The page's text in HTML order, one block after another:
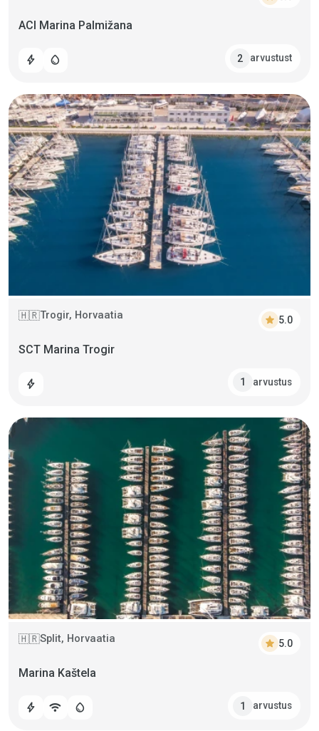
ACI Marina Palmižana
bolt water_drop 2 arvustust
🇭🇷Trogir, Horvaatia star 5.0
SCT Marina Trogir
bolt 1 arvustus
🇭🇷Split, Horvaatia star 5.0
Marina Kaštela
bolt wifi water_drop 1 arvustus